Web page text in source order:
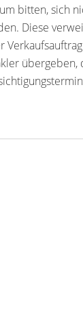
bitten, sich
Diese
übergeben,